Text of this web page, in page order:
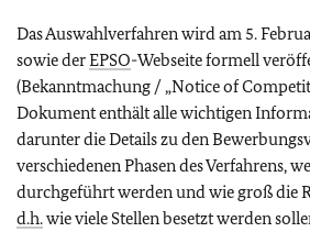
Das Auswahlverfahren wird am 5.
sowie derEPSO-Webseite formell
(Bekanntmachung / „Notice of
Dokument enthält alle wichtigen
darunter die Details zu den
verschiedenen Phasen des Verfahrens,
durchgeführt werden und wie groß die
d.h.wie viele Stellen besetzt werden